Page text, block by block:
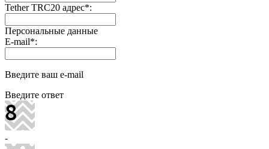
Tether TRC20 адрес*:
Персональные данные
E-mail*:
Введите ваш e-mail
Введите ответ
-